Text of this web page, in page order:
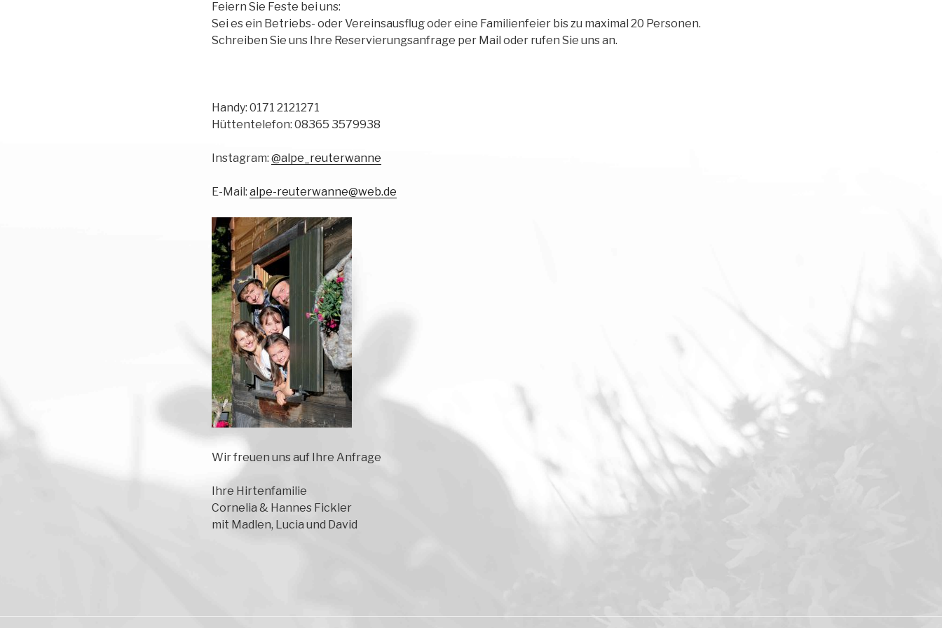
Feiern Sie Feste bei uns:
Sei es ein Betriebs- oder Vereinsausflug oder eine Familienfeier bis zu maximal 20 Personen.
Schreiben Sie uns Ihre Reservierungsanfrage per Mail oder rufen Sie uns an.
Handy: 0171 2121271
Hüttentelefon: 08365 3579938
Instagram: @alpe_reuterwanne
E-Mail: alpe-reuterwanne@web.de
Wir freuen uns auf Ihre Anfrage
Ihre Hirtenfamilie
Cornelia & Hannes Fickler
mit Madlen, Lucia und David